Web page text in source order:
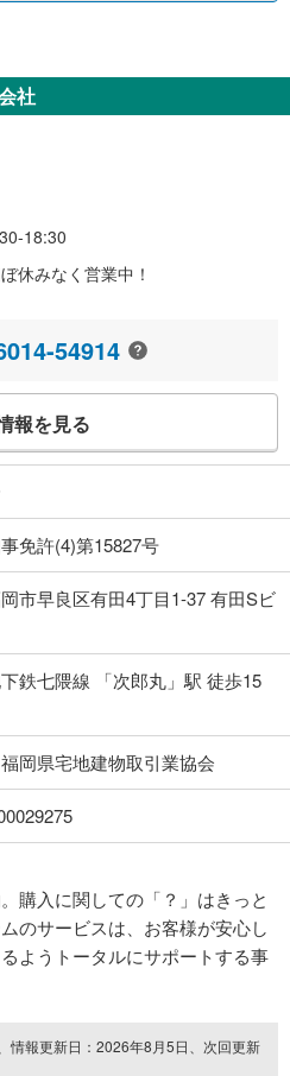
社
18:30
休みなく営業中！
54914
報を見る
免許(4)第15827号
市早良区有田4丁目1-37 有田Sビ
鉄七隈線 「次郎丸」駅 徒歩15
福岡県宅地建物取引業協会
購入に関しての「？」はきっと
のサービスは、お客様が安心し
ようトータルにサポートする事
情報更新日：2026年8月5日、次回更新